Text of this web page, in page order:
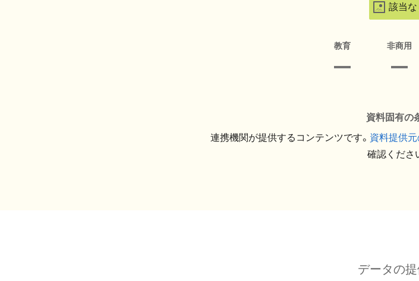
該当な
教育 非商用
資料固有の
連携機関が提供するコンテンツです。 資料提供
確認くださ
データの